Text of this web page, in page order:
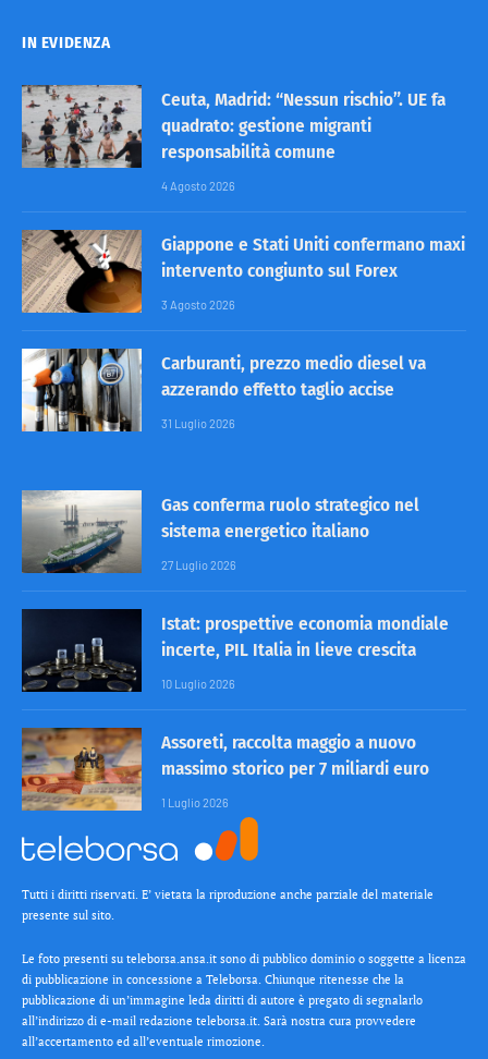
IN EVIDENZA
Ceuta, Madrid: “Nessun rischio”. UE fa
quadrato: gestione migranti
responsabilità comune
4 Agosto 2026
Giappone e Stati Uniti confermano maxi
intervento congiunto sul Forex
3 Agosto 2026
Carburanti, prezzo medio diesel va
azzerando effetto taglio accise
31 Luglio 2026
Gas conferma ruolo strategico nel
sistema energetico italiano
27 Luglio 2026
Istat: prospettive economia mondiale
incerte, PIL Italia in lieve crescita
10 Luglio 2026
Assoreti, raccolta maggio a nuovo
massimo storico per 7 miliardi euro
1 Luglio 2026
Tutti i diritti riservati. E’ vietata la riproduzione anche parziale del materiale
presente sul sito.
Le foto presenti su teleborsa.ansa.it sono di pubblico dominio o soggette a licenza
di pubblicazione in concessione a Teleborsa. Chiunque ritenesse che la
pubblicazione di un’immagine leda diritti di autore è pregato di segnalarlo
all’indirizzo di e-mail redazione teleborsa.it. Sarà nostra cura provvedere
all’accertamento ed all’eventuale rimozione.